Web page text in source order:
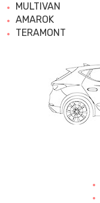
MULTIVAN
AMAROK
TERAMONT